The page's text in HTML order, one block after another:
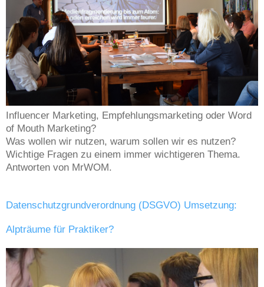
Influencer Marketing, Empfehlungsmarketing oder Word
of Mouth Marketing?
Was wollen wir nutzen, warum sollen wir es nutzen?
Wichtige Fragen zu einem immer wichtigeren Thema.
Antworten von MrWOM.
Datenschutzgrundverordnung (DSGVO) Umsetzung:
Alpträume für Praktiker?